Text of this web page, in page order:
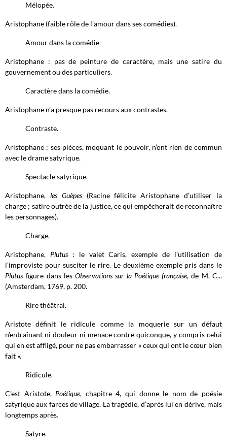
Mélopée.
Aristophane (faible rôle de l’amour dans ses comédies).
Amour dans la comédie
Aristophane : pas de peinture de caractère, mais une satire du
gouvernement ou des particuliers.
Caractère dans la comédie.
Aristophane n’a presque pas recours aux contrastes.
Contraste.
Aristophane : ses pièces, moquant le pouvoir, n’ont rien de commun
avec le drame satyrique.
Spectacle satyrique.
Aristophane, les Guèpes(Racine félicite Aristophane d’utiliser la
charge ; satire outrée de la justice, ce qui empêcherait de reconnaître
les personnages).
Charge.
Aristophane, Plutus : le valet Caris, exemple de l’utilisation de
l’improviste pour susciter le rire. Le deuxième exemple pris dans le
Plutusfigure dans lesObservations sur la Poétique française, de M. C...
(Amsterdam, 1769, p. 200.
Rire théâtral.
Aristote définit le ridicule comme la moquerie sur un défaut
n’entraînant ni douleur ni menace contre quiconque, y compris celui
qui en est affligé, pour ne pas embarrasser « ceux qui ont le cœur bien
fait ».
Ridicule.
C’est Aristote, Poétique, chapitre 4, qui donne le nom de poésie
satyrique aux farces de village. La tragédie, d’après lui en dérive, mais
longtemps après.
Satyre.